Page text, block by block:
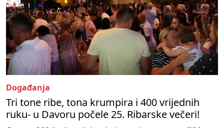
Događanja
Tri tone ribe, tona krumpira i 400 vrijednih
ruku- u Davoru počele 25. Ribarske večeri!